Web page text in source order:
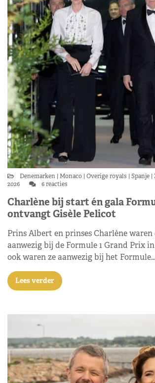
Denemarken Monaco Overige royals Spanje
2026
6 reacties
Charlène bij start én gala
ontvangt Gisèle Pelicot
Prins Albert en prinses Charlène waren
aanwezig bij de Formule 1 Grand Prix
ook waren ze aanwezig bij het Formule…
Lees verder